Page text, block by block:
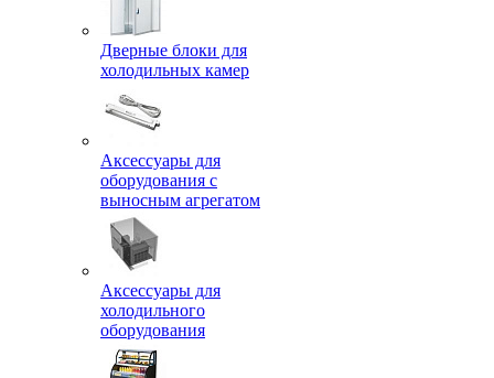
Дверные блоки для
холодильных камер
Аксессуары для
оборудования с
выносным агрегатом
Аксессуары для
холодильного
оборудования